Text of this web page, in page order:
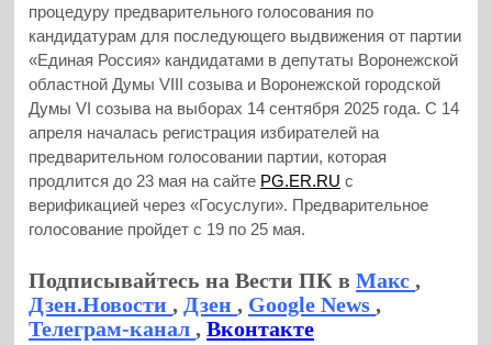
процедуру предварительного голосования по
кандидатурам для последующего выдвижения от партии
«Единая Россия» кандидатами в депутаты Воронежской
областной Думы VIII созыва и Воронежской городской
Думы VI созыва на выборах 14 сентября 2025 года. С 14
апреля началась регистрация избирателей на
предварительном голосовании партии, которая
продлится до 23 мая на сайте PG.ER.RU c
верификацией через «Госуслуги». Предварительное
голосование пройдет с 19 по 25 мая.
Подписывайтесь на Вести ПК вМакс,
Дзен.Новости, Дзен, Google News,
Телеграм-канал,Вконтакте